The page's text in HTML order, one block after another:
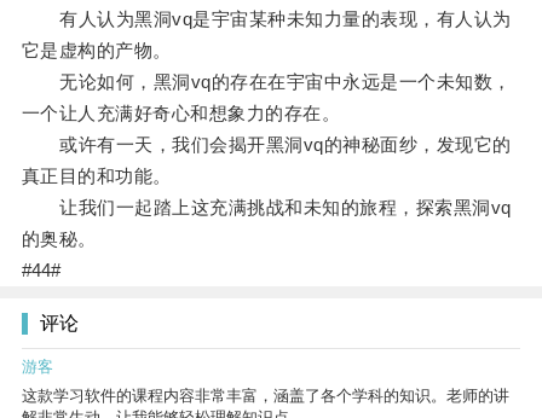
有人认为黑洞vq是宇宙某种未知力量的表现，有人认为
它是虚构的产物。
无论如何，黑洞vq的存在在宇宙中永远是一个未知数，
一个让人充满好奇心和想象力的存在。
或许有一天，我们会揭开黑洞vq的神秘面纱，发现它的
真正目的和功能。
让我们一起踏上这充满挑战和未知的旅程，探索黑洞vq
的奥秘。
#44#
评论
游客
这款学习软件的课程内容非常丰富，涵盖了各个学科的知识。老师的讲